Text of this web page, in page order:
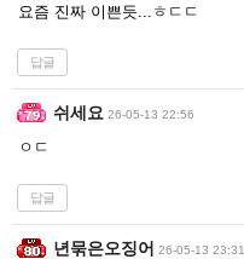
요즘 진짜 이쁜듯...ㅎㄷㄷ
답글
쉬세요 26-05-13 22:56
ㅇㄷ
답글
년묶은오징어 26-05-13 23:31